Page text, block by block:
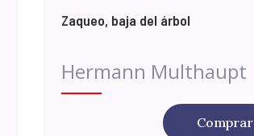
Zaqueo, baja del árbol
Hermann Multhaupt
Comprar